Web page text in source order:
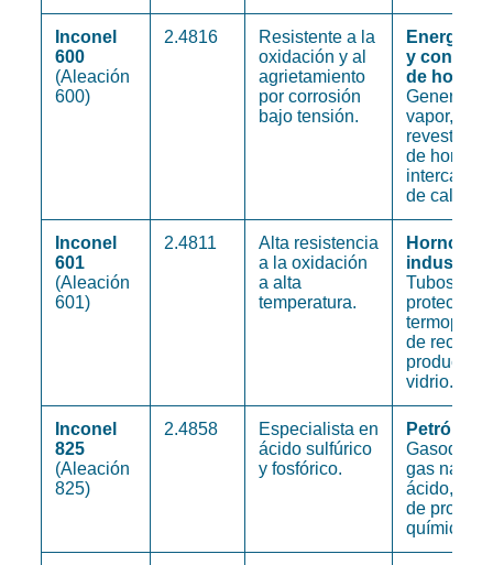
Inconel
600
(Aleación
600)
2.4816
Resistente a la
oxidación y al
agrietamiento
por corrosión
bajo tensión.
Energía
y
de
vapor,
de hornos,
de calor.
Inconel
601
(Aleación
601)
2.4811
Alta resistencia
a la oxidación
a alta
temperatura.
Hornos
Tubos de
protección
de
vidrio.
Inconel
825
(Aleación
825)
2.4858
Especialista en
ácido sulfúrico
y fosfórico.
Petróleo
gas natural
ácido,
de
químicos.